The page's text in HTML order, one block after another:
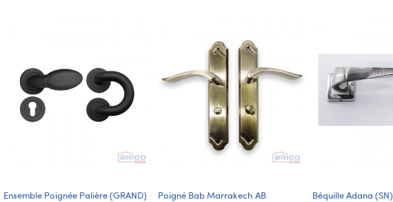
Ensemble Poignée Palière (GRAND) Poigné Bab Marrakech AB Béquille Adana (SN)